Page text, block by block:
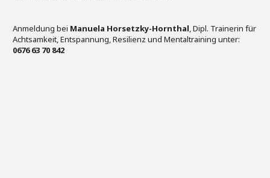
Anmeldung bei Manuela Horsetzky-Hornthal, Dipl. Trainerin für
Achtsamkeit, Entspannung, Resilienz und Mentaltraining unter:
0676 63 70 842